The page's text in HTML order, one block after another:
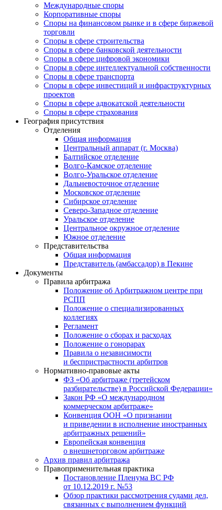
Международные споры
Корпоративные споры
Споры на финансовом рынке и в сфере биржевой
торговли
Споры в сфере строительства
Споры в сфере банковской деятельности
Споры в сфере цифровой экономики
Споры в сфере интеллектуальной собственности
Споры в сфере транспорта
Cпоры в сфере инвестиций и инфраструктурных
проектов
Споры в сфере адвокатской деятельности
Споры в сфере страхования
География присутствия
Отделения
Общая информация
Центральный аппарат (г. Москва)
Балтийское отделение
Волго-Камское отделение
Волго-Уральское отделение
Дальневосточное отделение
Московское отделение
Сибирское отделение
Северо-Западное отделение
Уральское отделение
Центральное окружное отделение
Южное отделение
Представительства
Общая информация
Представитель (амбассадор) в Пекине
Документы
Правила арбитража
Положение об Арбитражном центре при
РСПП
Положение о специализированных
коллегиях
Регламент
Положение о сборах и расходах
Положение о гонорарах
Правила о независимости
и беспристрастности арбитров
Нормативно-правовые акты
ФЗ «Об арбитраже (третейском
разбирательстве) в Российской Федерации»
Закон РФ «О международном
коммерческом арбитраже»
Конвенция ООН «О признании
и приведении в исполнение иностранных
арбитражных решений»
Европейская конвенция
о внешнеторговом арбитраже
Архив правил арбитража
Правоприменительная практика
Постановление Пленума ВС РФ
от 10.12.2019 г. №53
Обзор практики рассмотрения судами дел,
связанных с выполнением функций